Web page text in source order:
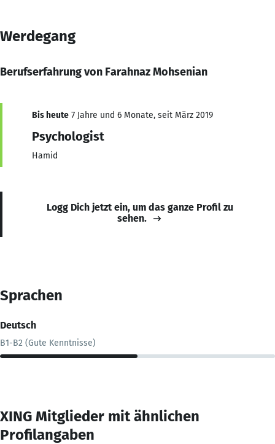
Werdegang
Berufserfahrung von Farahnaz Mohsenian
Bis heute 7 Jahre und 6 Monate, seit März 2019
Psychologist
Hamid
Logg Dich jetzt ein, um das ganze Profil zu
sehen.
Sprachen
Deutsch
B1-B2 (Gute Kenntnisse)
XING Mitglieder mit ähnlichen
Profilangaben